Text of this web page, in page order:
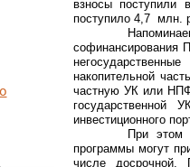
взносы
поступило 4,7 млн.
софинансирования
накопительной
частную УК или
государственной
инвестиционного
При этом
программы могут
числе досрочной.